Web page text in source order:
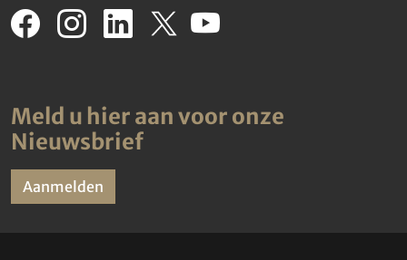
Meld u hier aan voor onze
Nieuwsbrief
Aanmelden